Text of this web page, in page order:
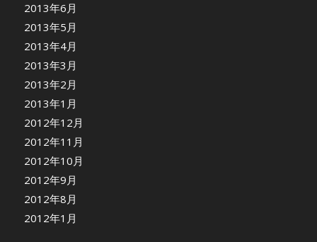
2013年6月
2013年5月
2013年4月
2013年3月
2013年2月
2013年1月
2012年12月
2012年11月
2012年10月
2012年9月
2012年8月
2012年1月